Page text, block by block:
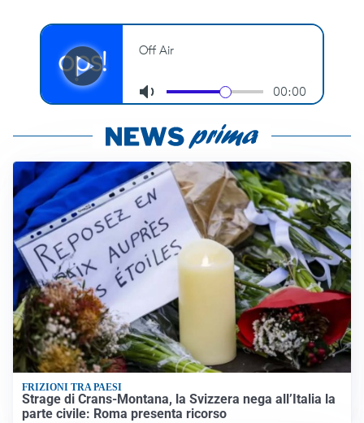
FRIZIONI TRA PAESI
Strage di Crans-Montana, la Svizzera nega all’Italia la
parte civile: Roma presenta ricorso